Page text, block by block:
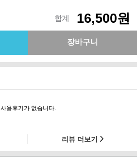
16,500원
합계
사용후기가 없습니다.
리뷰 더보기